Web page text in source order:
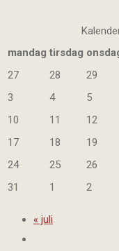
mandag tirsdag
27
28 29
3
4 5
10
11 12
17
18 19
24
25 26
31
1 2
« juli